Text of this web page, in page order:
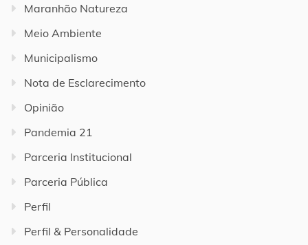
Maranhão Natureza
Meio Ambiente
Municipalismo
Nota de Esclarecimento
Opinião
Pandemia 21
Parceria Institucional
Parceria Pública
Perfil
Perfil & Personalidade